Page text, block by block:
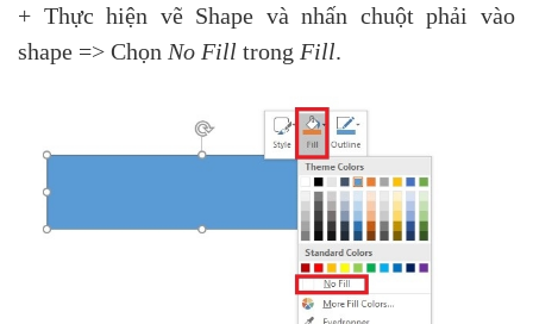
+ Thực hiện vẽ Shape và nhấn chuột phải vào
shape => Chọn No Fill trong Fill.